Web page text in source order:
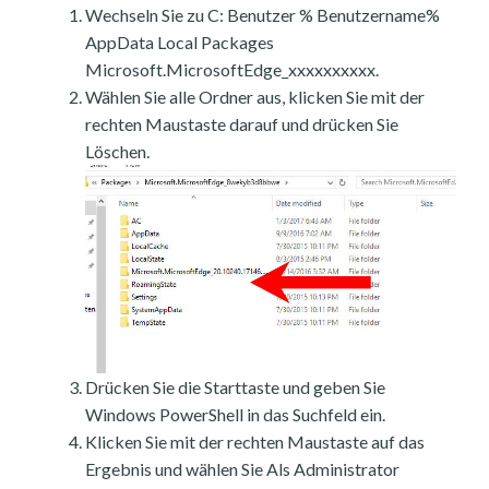
Wechseln Sie zu C: Benutzer % Benutzername%
AppData Local Packages
Microsoft.MicrosoftEdge_xxxxxxxxxx.
Wählen Sie alle Ordner aus, klicken Sie mit der
rechten Maustaste darauf und drücken Sie
Löschen.
Drücken Sie die Starttaste und geben Sie
Windows PowerShell in das Suchfeld ein.
Klicken Sie mit der rechten Maustaste auf das
Ergebnis und wählen Sie Als Administrator